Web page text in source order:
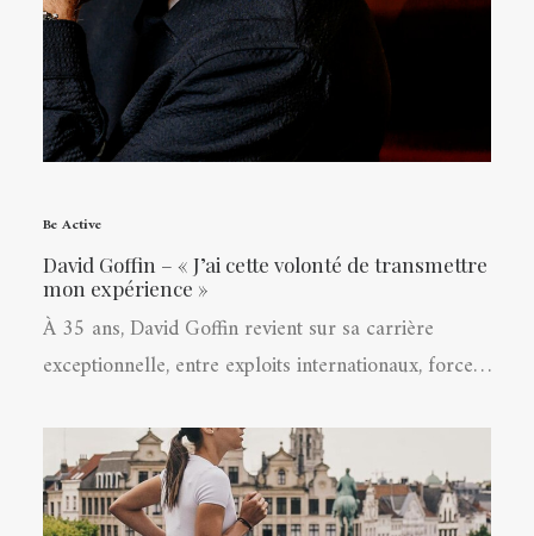
Be Active
David Goffin – « J’ai cette volonté de transmettre
mon expérience »
À 35 ans, David Goffin revient sur sa carrière
exceptionnelle, entre exploits internationaux, force…